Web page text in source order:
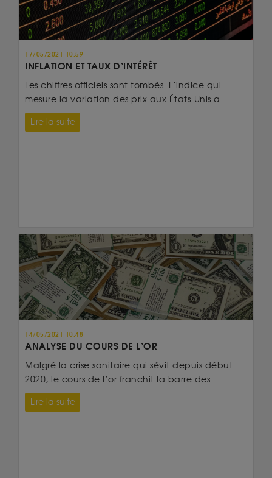
17/05/2021 10:59
INFLATION ET TAUX D’INTÉRÊT
Les chiffres officiels sont tombés. L’indice qui
mesure la variation des prix aux États-Unis a...
Lire la suite
14/05/2021 10:48
ANALYSE DU COURS DE L’OR
Malgré la crise sanitaire qui sévit depuis début
2020, le cours de l’or franchit la barre des...
Lire la suite